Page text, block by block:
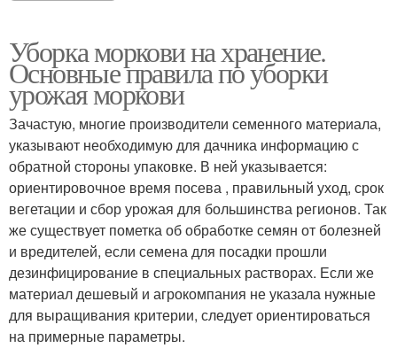
Уборка моркови на хранение.
Основные правила по уборки
урожая моркови
Зачастую, многие производители семенного материала,
указывают необходимую для дачника информацию с
обратной стороны упаковке. В ней указывается:
ориентировочное время посева , правильный уход, срок
вегетации и сбор урожая для большинства регионов. Так
же существует пометка об обработке семян от болезней
и вредителей, если семена для посадки прошли
дезинфицирование в специальных растворах. Если же
материал дешевый и агрокомпания не указала нужные
для выращивания критерии, следует ориентироваться
на примерные параметры.